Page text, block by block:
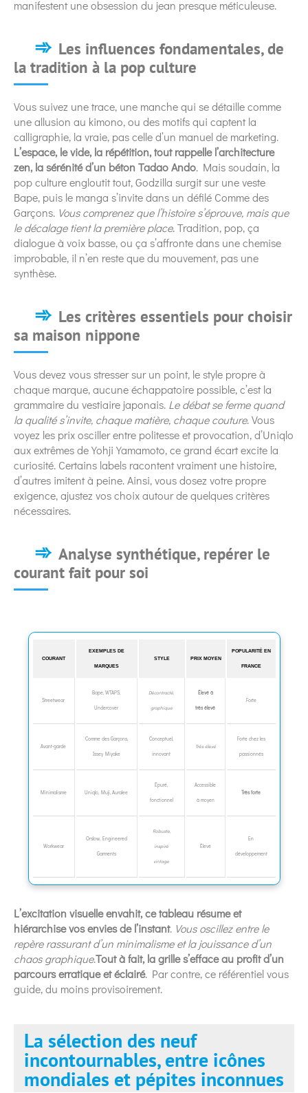
manifestent une obsession du jean presque méticuleuse.
Les influences fondamentales, de
la tradition à la pop culture
Vous suivez une trace, une manche qui se détaille comme
une allusion au kimono, ou des motifs qui captent la
calligraphie, la vraie, pas celle d’un manuel de marketing.
L’espace, le vide, la répétition, tout rappelle l’architecture
zen, la sérénité d’un béton Tadao Ando. Mais soudain, la
pop culture engloutit tout, Godzilla surgit sur une veste
Bape, puis le manga s’invite dans un défilé Comme des
Garçons. Vous comprenez que l’histoire s’éprouve, mais que
le décalage tient la première place. Tradition, pop, ça
dialogue à voix basse, ou ça s’affronte dans une chemise
improbable, il n’en reste que du mouvement, pas une
synthèse.
Les critères essentiels pour choisir
sa maison nippone
Vous devez vous stresser sur un point, le style propre à
chaque marque, aucune échappatoire possible, c’est la
grammaire du vestiaire japonais. Le débat se ferme quand
la qualité s’invite, chaque matière, chaque couture. Vous
voyez les prix osciller entre politesse et provocation, d’Uniqlo
aux extrêmes de Yohji Yamamoto, ce grand écart excite la
curiosité. Certains labels racontent vraiment une histoire,
d’autres imitent à peine. Ainsi, vous dosez votre propre
exigence, ajustez vos choix autour de quelques critères
nécessaires.
Analyse synthétique, repérer le
courant fait pour soi
COURANT
EXEMPLES DE
MARQUES
STYLE PRIX MOYEN
POPULARITÉ EN
FRANCE
Streetwear
Bape, WTAPS,
Undercover
Décontracté,
graphique
Élevé à
très élevé
Forte
Avant-garde
Comme des Garçons,
Issey Miyake
Conceptuel,
innovant
Très élevé
Forte chez les
passionnés
Minimalisme Uniqlo, Muji, Auralee
Épuré,
fonctionnel
Accessible
à moyen
Très forte
Workwear
Orslow, Engineered
Garments
Robuste,
inspiré
vintage
Élevé
En
développement
L’excitation visuelle envahit, ce tableau résume et
hiérarchise vos envies de l’instant. Vous oscillez entre le
repère rassurant d’un minimalisme et la jouissance d’un
chaos graphique.Tout à fait, la grille s’efface au profit d’un
parcours erratique et éclairé. Par contre, ce référentiel vous
guide, du moins provisoirement.
La sélection des neuf
incontournables, entre icônes
mondiales et pépites inconnues